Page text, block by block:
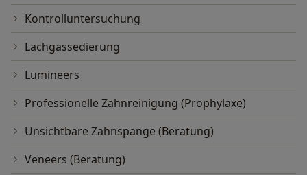
Kontrolluntersuchung
Lachgassedierung
Lumineers
Professionelle Zahnreinigung (Prophylaxe)
Unsichtbare Zahnspange (Beratung)
Veneers (Beratung)